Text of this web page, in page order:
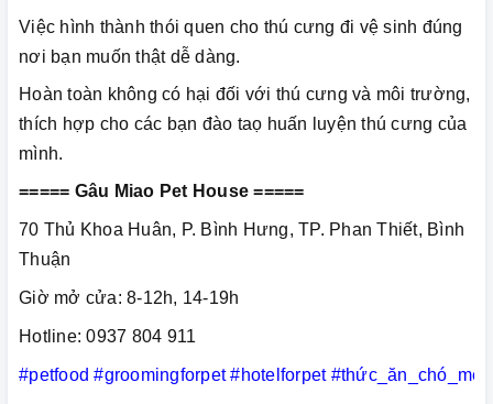
Việc hình thành thói quen cho thú cưng đi vệ sinh đúng
nơi bạn muốn thật dễ dàng.
Hoàn toàn không có hại đối với thú cưng và môi trường,
thích hợp cho các bạn đào taọ huấn luyện thú cưng của
mình.
===== Gâu Miao Pet House =====
70 Thủ Khoa Huân, P. Bình Hưng, TP. Phan Thiết, Bình
Thuận
Giờ mở cửa: 8-12h, 14-19h
Hotline: 0937 804 911
#petfood #groomingforpet #hotelforpet #thức_ăn_chó_mèo